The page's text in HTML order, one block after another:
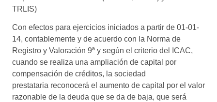
TRLIS)
Con efectos para ejercicios iniciados a partir de 01-01-
14, contablemente y de acuerdo con la Norma de
Registro y Valoración 9ª y según el criterio del ICAC,
cuando se realiza una ampliación de capital por
compensación de créditos, la sociedad
prestataria reconocerá el aumento de capital por el valor
razonable de la deuda que se da de baja, que será